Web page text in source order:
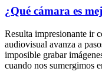
¿Qué cámara es
Resulta impresionante ir
audiovisual avanza a
imposible grabar
cuando nos sumergimos